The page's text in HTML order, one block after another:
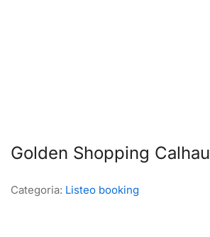
Golden Shopping Calhau
Categoria: Listeo booking